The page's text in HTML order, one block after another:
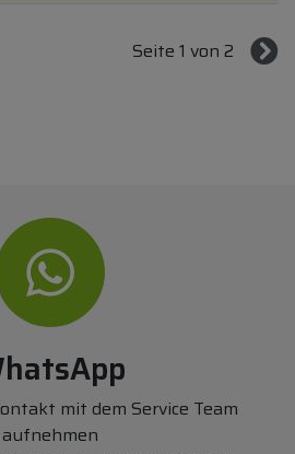
Seite 1 von 2
mit dem Service Team
aufnehmen